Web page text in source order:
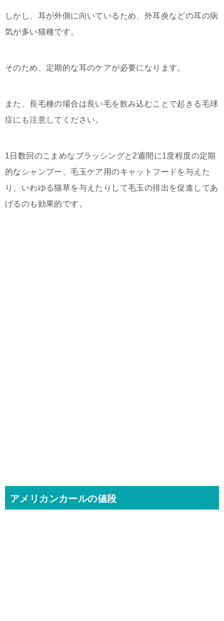
しかし、耳が外側に向いているため、外耳炎などの耳の病
気が多い猫種です。
そのため、定期的な耳のケアが必要になります。
また、長毛種の場合は長い毛を飲み込むことで起きる毛球
症にも注意してください。
1日数回のこまめなブラッシングと2週間に1度程度の定期
的なシャンプー、毛玉ケア用のキャットフードを与えた
り、いわゆる猫草を与えたりして毛玉の排出を促進してあ
げるのも効果的です。
アメリカンカールの値段